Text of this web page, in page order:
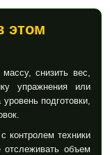
этом
снизить вес,
упражнения или
подготовки,
контролем техники
объем